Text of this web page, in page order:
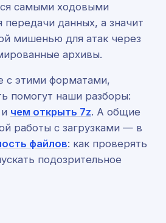
самыми ходовыми
передачи данных, а значит
мишенью для атак через
архивы.
с этими форматами,
помогут наши разборы:
и чем открыть 7z. А общие
работы с загрузками — в
файлов: как проверять
подозрительное